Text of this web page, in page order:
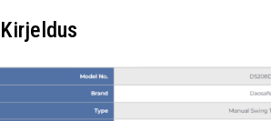
Kirjeldus